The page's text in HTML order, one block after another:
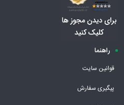
راهنما
قوانین سایت
پیگیری سفارش